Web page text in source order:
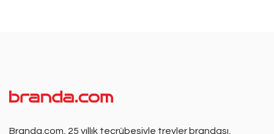
Branda.com, 25 yıllık tecrübesiyle treyler brandası,